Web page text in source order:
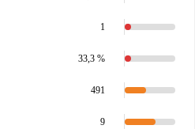
1
33,3 %
491
9